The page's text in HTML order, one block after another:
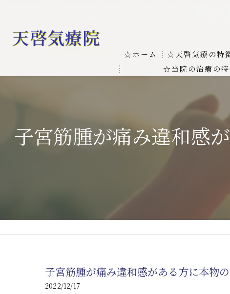
☆ホーム ☆天啓気療の特
お客様の質問に対
天啓気療に関する
本物の気功師にも
☆当院の治療の特
線維筋痛症が天啓気療により
難病の疾患
心臓の疾患
腎臓の疾患
子宮筋腫が痛み違和感
子宮筋腫が痛み違和感がある方に本物
2022/12/17